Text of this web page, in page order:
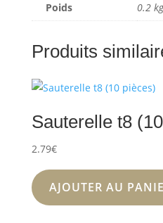
Poids 0.2 kg
Produits
Sauterelle t8
2.79€
AJOUTER AU